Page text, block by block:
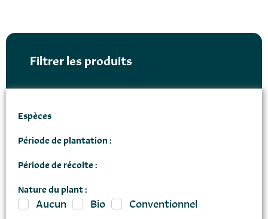
Filtrer les produits
Espèces
Période de plantation :
Période de récolte :
Nature du plant :
Aucun Bio
Conventionnel